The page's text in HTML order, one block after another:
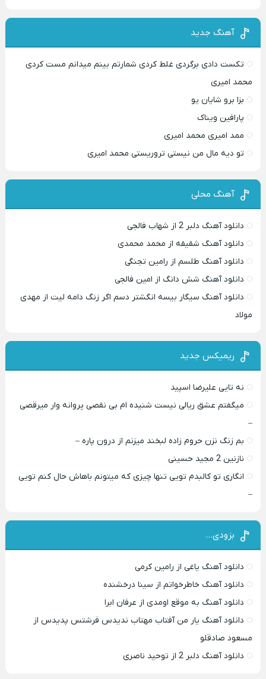
آهنگ جدید
تکست دادی برگردی غلط کردی شمارتم بینم میدانم مست کردی
محمد امیری
بزا برو شایان یو
پارافین ویناک
ممد امیری محمد امیری
تو دیه مال من نیستی تروریستی محمد امیری
آهنگ محلی
دانلود آهنگ دلبر 2 از شهاب فالجی
دانلود آهنگ شقیقه از محمد محمدی
دانلود آهنگ طلسم از رامین تجنگی
دانلود آهنگ شش دانگ از امین فالجی
دانلود آهنگ سیگار بیسه انگشتر دسم اگر زنگ دامه لیت از مهدی
مولاد
ریمیکس جدید
نه تایی علیرضا اسپید
میگفتم عشق ریالی نیست شنیده ام بی نقصی پروانه وار میرقصی
–
بم زنگ نزن حروم زاده لبخند میزنم از درون پاره –
نازنین 2 مجید حسینی
انگاری تو کالبدم تویی تنها چیزی که میتونم باهاش حال کنم تویی
–
بزودی…
دانلود آهنگ یاغی از رامین کرمی
دانلود آهنگ خاطرخواتم از سینا درخشنده
دانلود آهنگ به موقع اومدی از عرفان ابرا
دانلود آهنگ یار من آفتاب مهتاب ندیدس فرشتس پدیدس از
مسعود صادقلو
دانلود آهنگ دلبر 2 از توحید ناصری